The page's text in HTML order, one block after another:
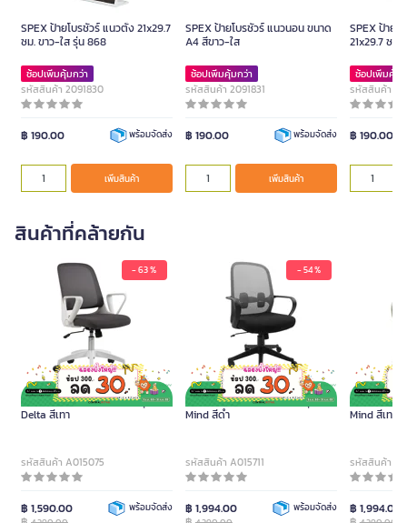
SPEX ป้ายโบรชัวร์ แนวตั้ง 21x29.7
ซม. ขาว-ใส รุ่น 868
ช้อปเพิ่มคุ้มกว่า
รหัสสินค้า 2091830
฿ 190.00 พร้อมจัดส่ง
เพิ่มสินค้า
SPEX ป้ายโบรชัวร์ แนวนอน ขนาด
A4 สีขาว-ใส
ช้อปเพิ่มคุ้มกว่า
รหัสสินค้า 2091831
฿ 190.00 พร้อมจัดส่ง
เพิ่มสินค้า
SPEX ป้าย
21x29.7 ซม.
ช้อปเพิ่มคุ้ม
รหัสสินค้า
฿ 190.00
สินค้าที่คล้ายกัน
- 63 %
FURRADEC เก้าอี้สำนักงาน รุ่น
Delta สีเทา
รหัสสินค้า A015075
฿ 1,590.00
พร้อมจัดส่ง
- 54 %
FURRADEC เก้าอี้สำนักงาน รุ่น
Mind สีดำ
รหัสสินค้า A015711
฿ 1,994.00
พร้อมจัดส่ง
Mind สีเทา
รหัสสินค้า
฿ 1,994.00